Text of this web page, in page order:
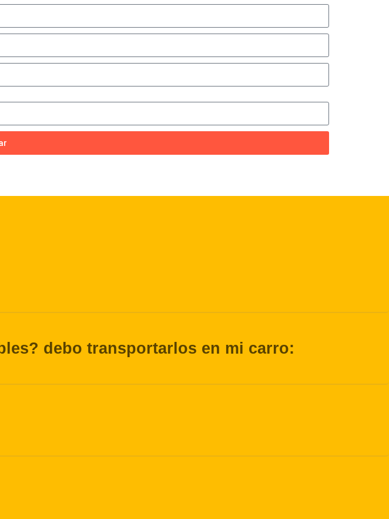
debo transportarlos en mi carro: